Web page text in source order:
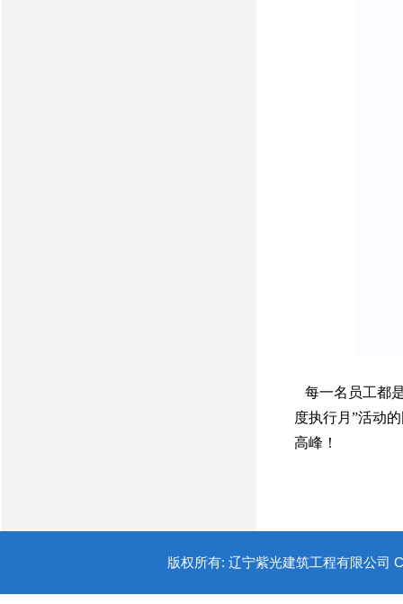
每一名员工都
度执行月”活动
高峰！
版权所有: 辽宁紫光建筑工程有限公司